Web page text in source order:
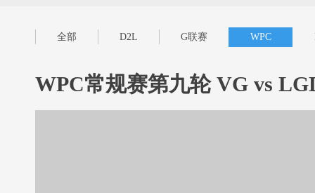
全部 D2L G联赛 WPC
WPC常规赛第九轮 VG vs